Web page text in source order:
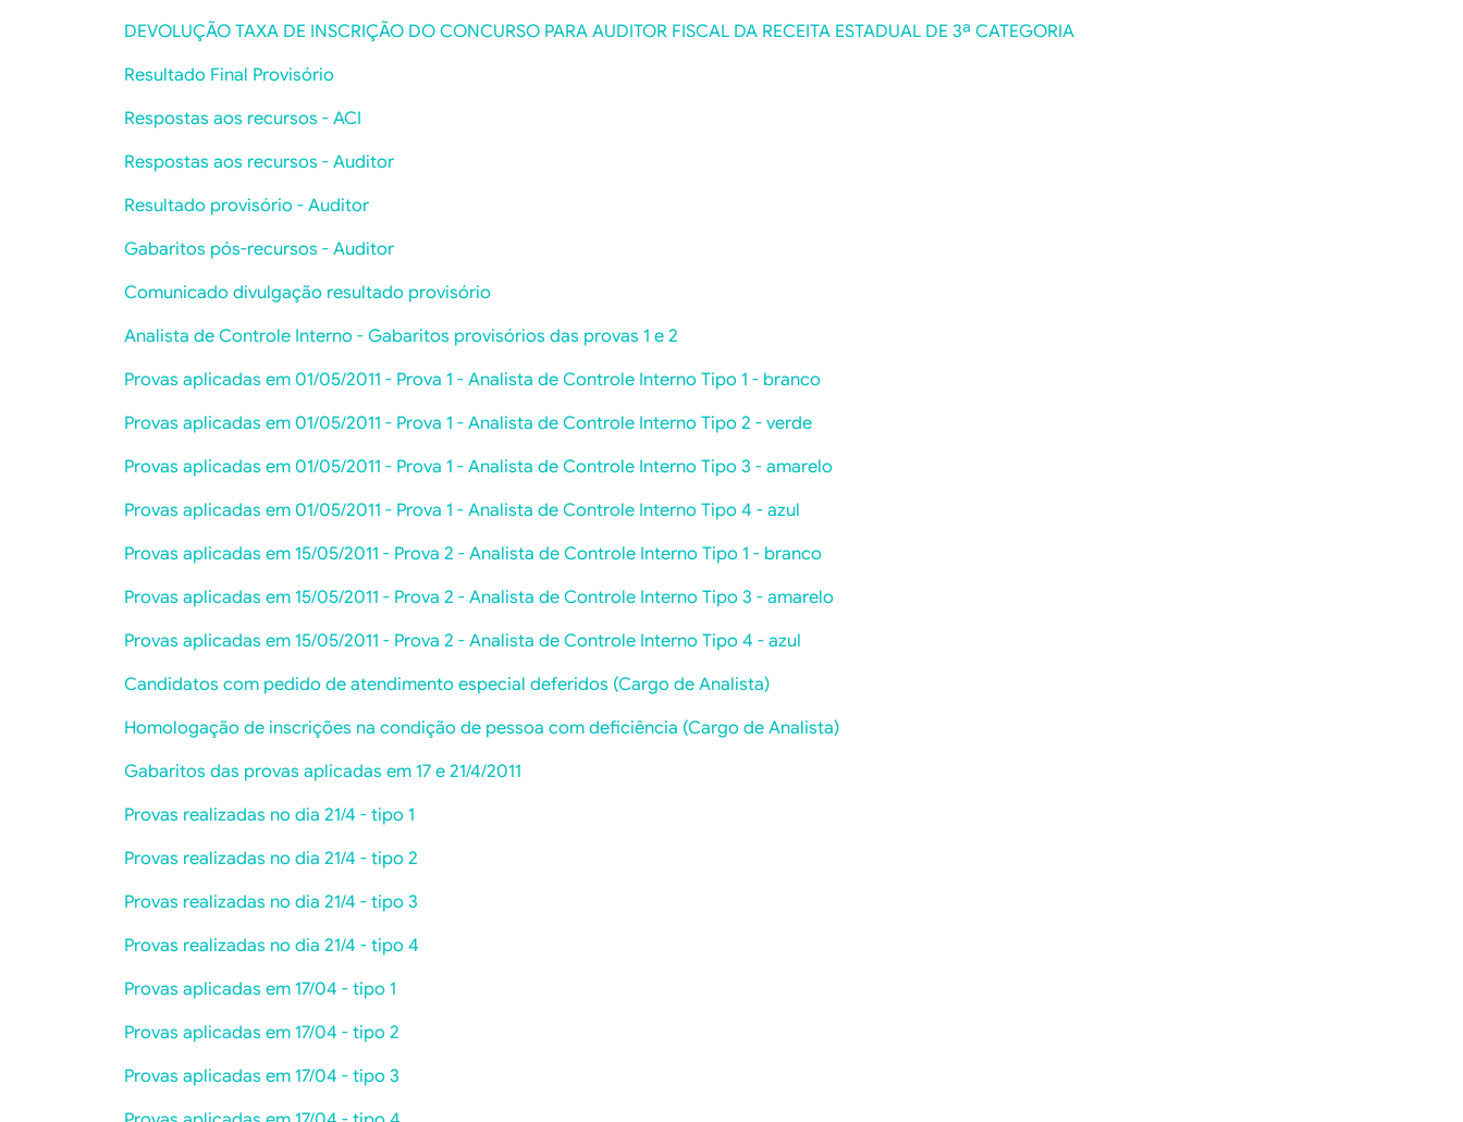
DEVOLUÇÃO TAXA DE INSCRIÇÃO DO CONCURSO PARA AUDITOR FISCAL DA RECEITA ESTADUAL DE 3ª CATEGORIA
Resultado Final Provisório
Respostas aos recursos - ACI
Respostas aos recursos - Auditor
Resultado provisório - Auditor
Gabaritos pós-recursos - Auditor
Comunicado divulgação resultado provisório
Analista de Controle Interno - Gabaritos provisórios das provas 1 e 2
Provas aplicadas em 01/05/2011 - Prova 1 - Analista de Controle Interno Tipo 1 - branco
Provas aplicadas em 01/05/2011 - Prova 1 - Analista de Controle Interno Tipo 2 - verde
Provas aplicadas em 01/05/2011 - Prova 1 - Analista de Controle Interno Tipo 3 - amarelo
Provas aplicadas em 01/05/2011 - Prova 1 - Analista de Controle Interno Tipo 4 - azul
Provas aplicadas em 15/05/2011 - Prova 2 - Analista de Controle Interno Tipo 1 - branco
Provas aplicadas em 15/05/2011 - Prova 2 - Analista de Controle Interno Tipo 3 - amarelo
Provas aplicadas em 15/05/2011 - Prova 2 - Analista de Controle Interno Tipo 4 - azul
Candidatos com pedido de atendimento especial deferidos (Cargo de Analista)
Homologação de inscrições na condição de pessoa com deficiência (Cargo de Analista)
Gabaritos das provas aplicadas em 17 e 21/4/2011
Provas realizadas no dia 21/4 - tipo 1
Provas realizadas no dia 21/4 - tipo 2
Provas realizadas no dia 21/4 - tipo 3
Provas realizadas no dia 21/4 - tipo 4
Provas aplicadas em 17/04 - tipo 1
Provas aplicadas em 17/04 - tipo 2
Provas aplicadas em 17/04 - tipo 3